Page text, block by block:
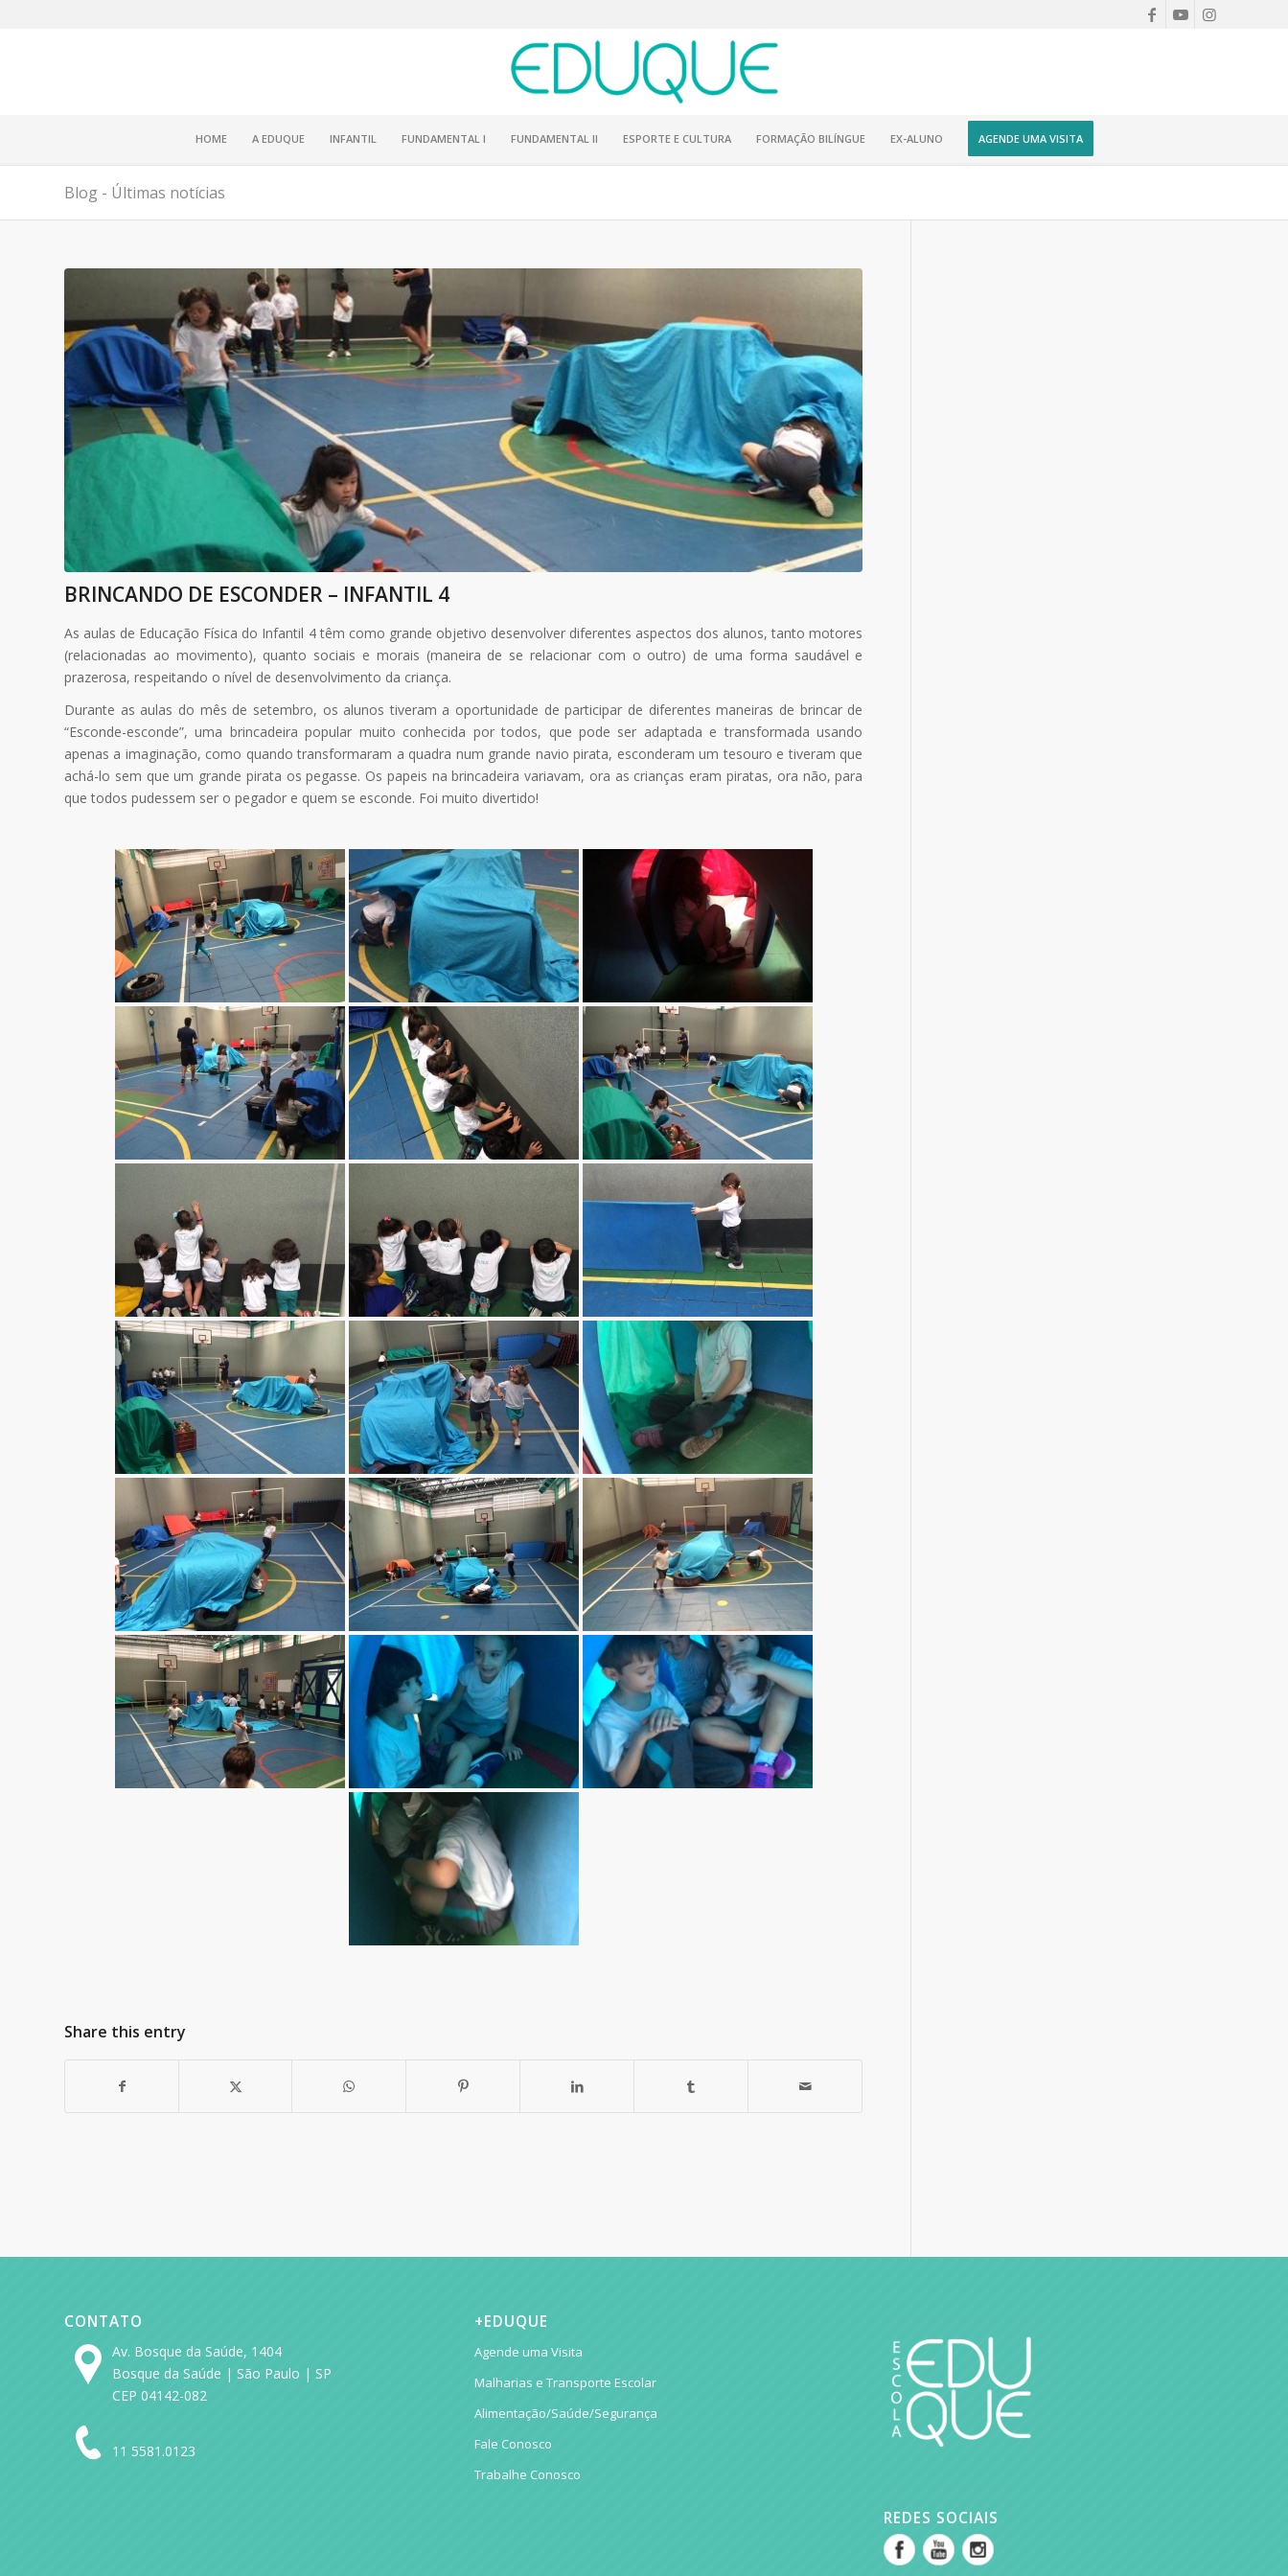
HOME A EDUQUE INFANTIL FUNDAMENTAL I FUNDAMENTAL II ESPORTE E CULTURA FORMAÇÃO BILÍNGUE EX-ALUNO AGENDE UMA VISITA
Blog - Últimas notícias
BRINCANDO DE ESCONDER – INFANTIL 4
As aulas de Educação Física do Infantil 4 têm como grande objetivo desenvolver diferentes aspectos dos alunos, tanto motores
(relacionadas ao movimento), quanto sociais e morais (maneira de se relacionar com o outro) de uma forma saudável e
prazerosa, respeitando o nível de desenvolvimento da criança.
Durante as aulas do mês de setembro, os alunos tiveram a oportunidade de participar de diferentes maneiras de brincar de
“Esconde-esconde”, uma brincadeira popular muito conhecida por todos, que pode ser adaptada e transformada usando
apenas a imaginação, como quando transformaram a quadra num grande navio pirata, esconderam um tesouro e tiveram que
achá-lo sem que um grande pirata os pegasse. Os papeis na brincadeira variavam, ora as crianças eram piratas, ora não, para
que todos pudessem ser o pegador e quem se esconde. Foi muito divertido!
Share this entry
CONTATO
Av. Bosque da Saúde, 1404
Bosque da Saúde | São Paulo | SP
CEP 04142-082
11 5581.0123
+EDUQUE
Agende uma Visita
Malharias e Transporte Escolar
Alimentação/Saúde/Segurança
Fale Conosco
Trabalhe Conosco
REDES SOCIAIS